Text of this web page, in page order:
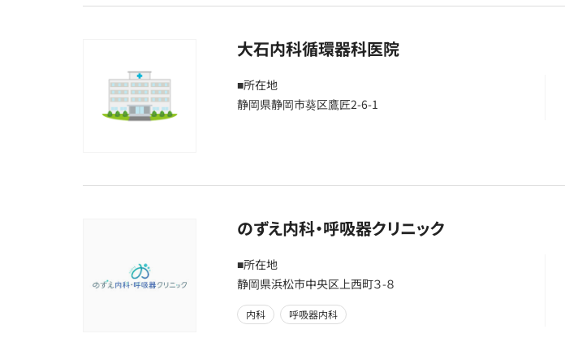
大石内科循環器科医院
■所在地
静岡県静岡市葵区鷹匠2-6-1
のずえ内科・呼吸器クリニック
■所在地
静岡県浜松市中央区上西町３-８
内科 呼吸器内科